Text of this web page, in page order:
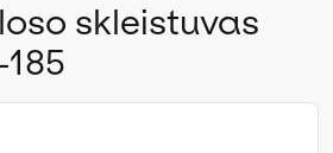
skleistuvas